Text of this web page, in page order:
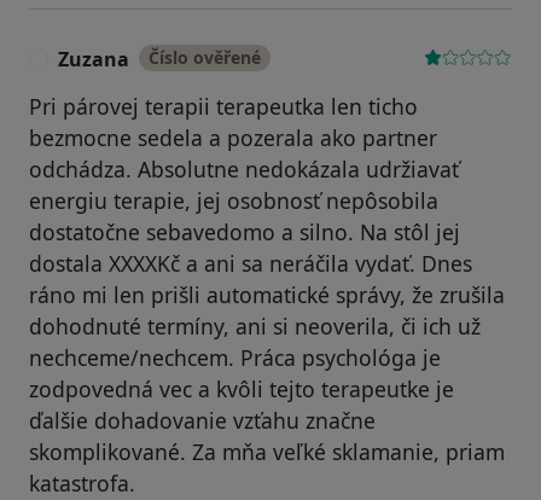
Zuzana Číslo ověřené
Pri párovej terapii terapeutka len ticho
bezmocne sedela a pozerala ako partner
odchádza. Absolutne nedokázala udržiavať
energiu terapie, jej osobnosť nepôsobila
dostatočne sebavedomo a silno. Na stôl jej
dostala XXXXKč a ani sa neráčila vydať. Dnes
ráno mi len prišli automatické správy, že zrušila
dohodnuté termíny, ani si neoverila, či ich už
nechceme/nechcem. Práca psychológa je
zodpovedná vec a kvôli tejto terapeutke je
ďalšie dohadovanie vzťahu značne
skomplikované. Za mňa veľké sklamanie, priam
katastrofa.